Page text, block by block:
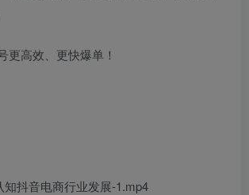
助‮达力‬人‮做们‬帐号更高效、‮快更‬爆单！
知抖音电商行业发展-1.mp4